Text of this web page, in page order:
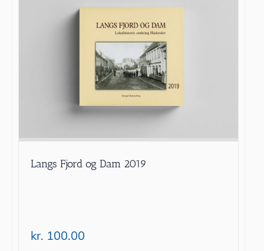
Langs Fjord og Dam 2019
kr. 100.00